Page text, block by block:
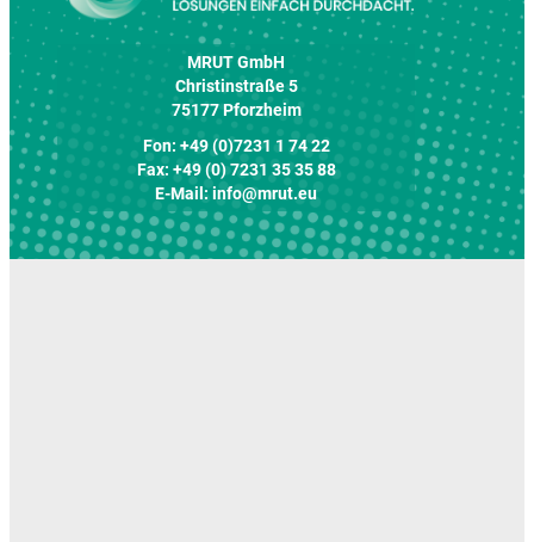
MRUT GmbH
Christinstraße 5
75177 Pforzheim
Fon: +49 (0)7231 1 74 22
Fax: +49 (0) 7231 35 35 88
E-Mail:info@mrut.eu